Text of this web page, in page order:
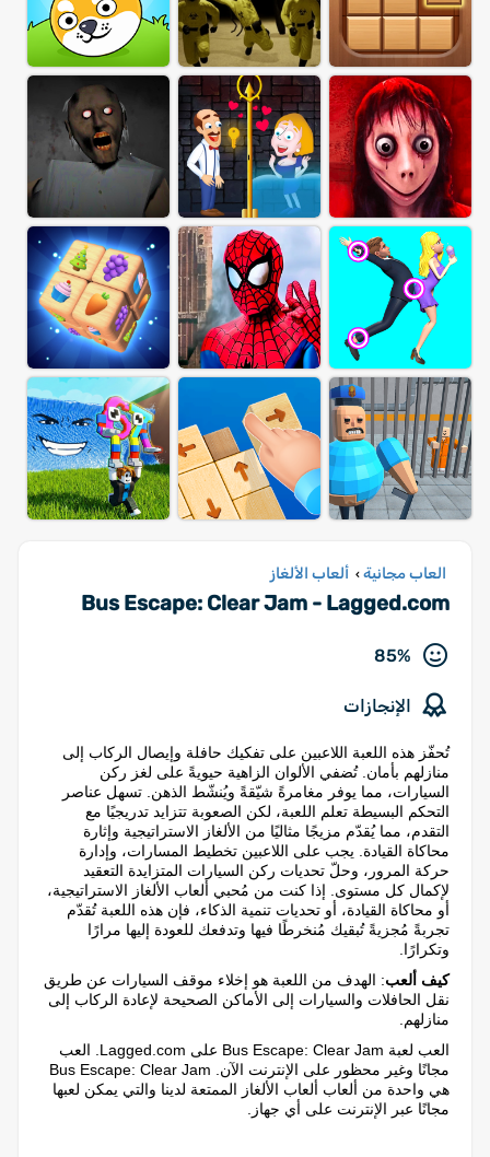
العاب مجانية › ألعاب الألغاز
Bus Escape: Clear Jam - Lagged.com
85%
الإنجازات
تُحفّز هذه اللعبة اللاعبين على تفكيك حافلة وإيصال الركاب إلى
منازلهم بأمان. تُضفي الألوان الزاهية حيويةً على لغز ركن
السيارات، مما يوفر مغامرةً شيّقةً ويُنشّط الذهن. تسهل عناصر
التحكم البسيطة تعلم اللعبة، لكن الصعوبة تتزايد تدريجيًا مع
التقدم، مما يُقدّم مزيجًا مثاليًا من الألغاز الاستراتيجية وإثارة
محاكاة القيادة. يجب على اللاعبين تخطيط المسارات، وإدارة
حركة المرور، وحلّ تحديات ركن السيارات المتزايدة التعقيد
لإكمال كل مستوى. إذا كنت من مُحبي ألعاب الألغاز الاستراتيجية،
أو محاكاة القيادة، أو تحديات تنمية الذكاء، فإن هذه اللعبة تُقدّم
تجربةً مُجزيةً تُبقيك مُنخرطًا فيها وتدفعك للعودة إليها مرارًا
وتكرارًا.
كيف ألعب: الهدف من اللعبة هو إخلاء موقف السيارات عن طريق
نقل الحافلات والسيارات إلى الأماكن الصحيحة لإعادة الركاب إلى
منازلهم.
العب لعبة Bus Escape: Clear Jam على Lagged.com. العب
مجانًا وغير محظور على الإنترنت الآن. Bus Escape: Clear Jam
هي واحدة من ألعاب ألعاب الألغاز الممتعة لدينا والتي يمكن لعبها
مجانًا عبر الإنترنت على أي جهاز.